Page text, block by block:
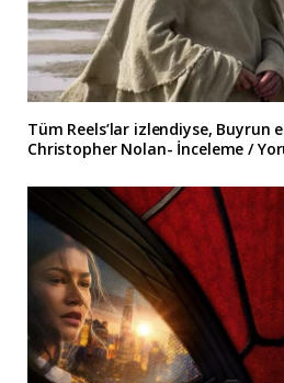
Tüm Reels’lar izlendiyse, Buyrun
Christopher Nolan- İnceleme /